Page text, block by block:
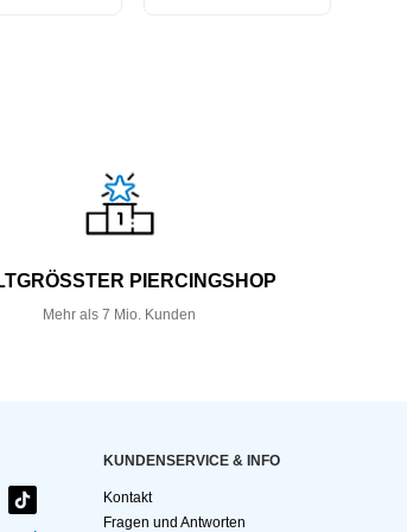
PIERCINGSHOP
Mehr als 7 Mio. Kunden
KUNDEN­SERVICE & INFO
Kontakt
Fragen und Antworten